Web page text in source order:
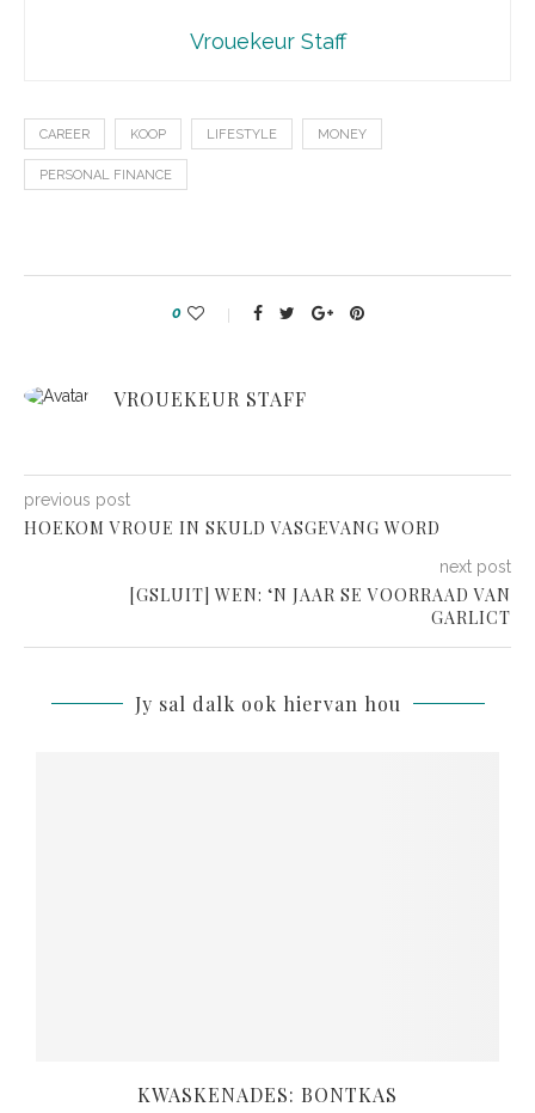
Vrouekeur Staff
CAREER KOOP LIFESTYLE MONEY
PERSONAL FINANCE
0
VROUEKEUR STAFF
previous post
HOEKOM VROUE IN SKULD VASGEVANG WORD
next post
[GSLUIT] WEN: ‘N JAAR SE VOORRAAD VAN
GARLICT
Jy sal dalk ook hiervan hou
KWASKENADES: BONTKAS